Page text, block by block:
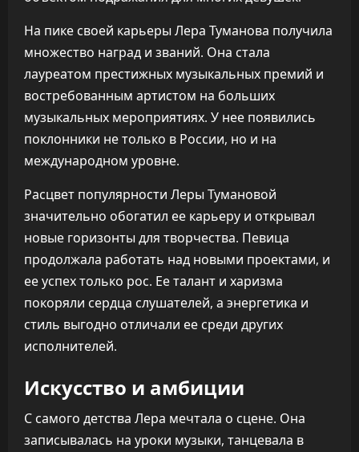
На пике своей карьеры Лера Туманова получила
множество наград и званий. Она стала
лауреатом престижных музыкальных премий и
востребованным артистом на больших
музыкальных мероприятиях. У нее появились
поклонники не только в России, но и на
международном уровне.
Расцвет популярности Леры Тумановой
значительно обогатил ее карьеру и открывал
новые горизонты для творчества. Певица
продолжала работать над новыми проектами, и
ее успех только рос. Ее талант и харизма
покоряли сердца слушателей, а энергетика и
стиль выгодно отличали ее среди других
исполнителей.
Искусство и амбиции
С самого детства Лера мечтала о сцене. Она
записывалась на уроки музыки, танцевала в